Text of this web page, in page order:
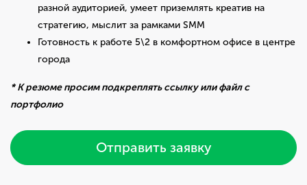
разной аудиторией, умеет приземлять креатив на
стратегию, мыслит за рамками SMM
Готовность к работе 5\2 в комфортном офисе в центре
города
* К резюме просим подкреплять ссылку или файл с
портфолио
Отправить заявку